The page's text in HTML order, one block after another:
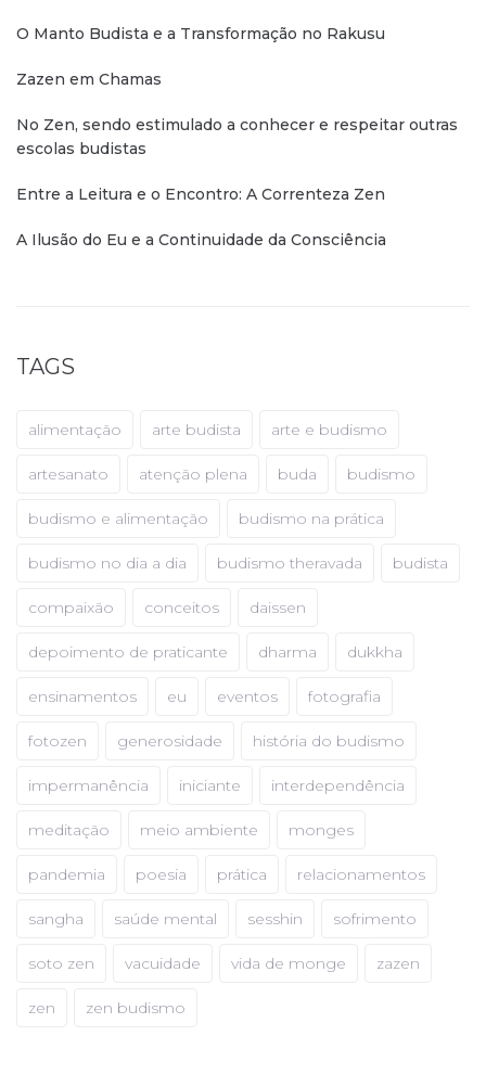
O Manto Budista e a Transformação no Rakusu
Zazen em Chamas
No Zen, sendo estimulado a conhecer e respeitar outras
escolas budistas
Entre a Leitura e o Encontro: A Correnteza Zen
A Ilusão do Eu e a Continuidade da Consciência
TAGS
alimentação arte budista arte e budismo
artesanato atenção plena buda budismo
budismo e alimentação budismo na prática
budismo no dia a dia budismo theravada budista
compaixão conceitos daissen
depoimento de praticante dharma dukkha
ensinamentos eu eventos fotografia
fotozen generosidade história do budismo
impermanência iniciante interdependência
meditação meio ambiente monges
pandemia poesia prática relacionamentos
sangha saúde mental sesshin sofrimento
soto zen vacuidade vida de monge zazen
zen zen budismo